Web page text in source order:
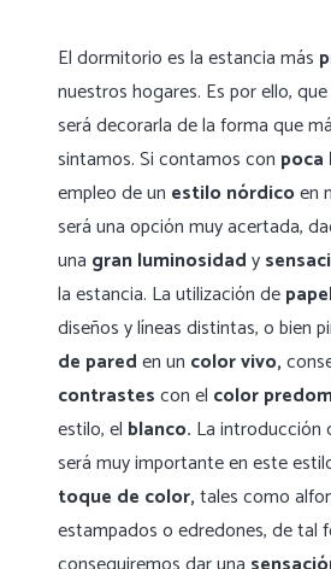
El dormitorio es la estancia más
nuestros hogares. Es por ello,
será decorarla de la forma que
sintamos. Si contamos con poca
empleo de un estilo nórdicoen
será una opción muy acertada,
una gran luminosidady
la estancia. La utilización de
diseños y líneas distintas, o bien
de pareden un color vivo,
contrastescon el color
estilo, el blanco. La introducción
será muy importante en este
toque de color,tales como
estampados o edredones, de tal